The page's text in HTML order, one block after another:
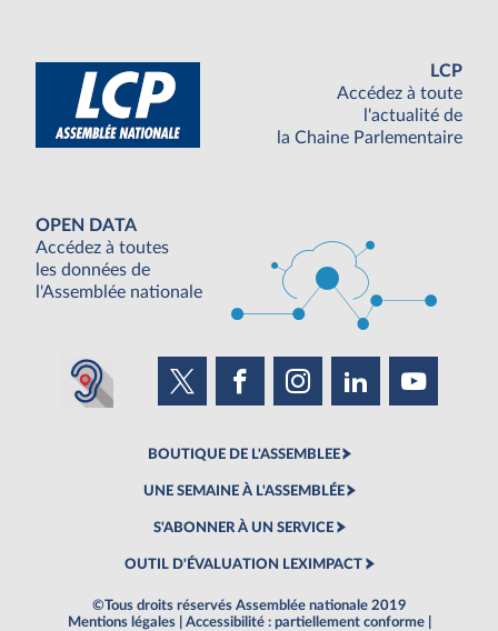
LCP
Accédez à toute
l'actualité de
la Chaine Parlementaire
OPEN DATA
Accédez à toutes
les données de
l'Assemblée nationale
BOUTIQUE DE L'ASSEMBLEE
UNE SEMAINE À L'ASSEMBLÉE
S'ABONNER À UN SERVICE
OUTIL D'ÉVALUATION LEXIMPACT
©Tous droits réservés Assemblée nationale 2019
Mentions légales
Accessibilité : partiellement conforme